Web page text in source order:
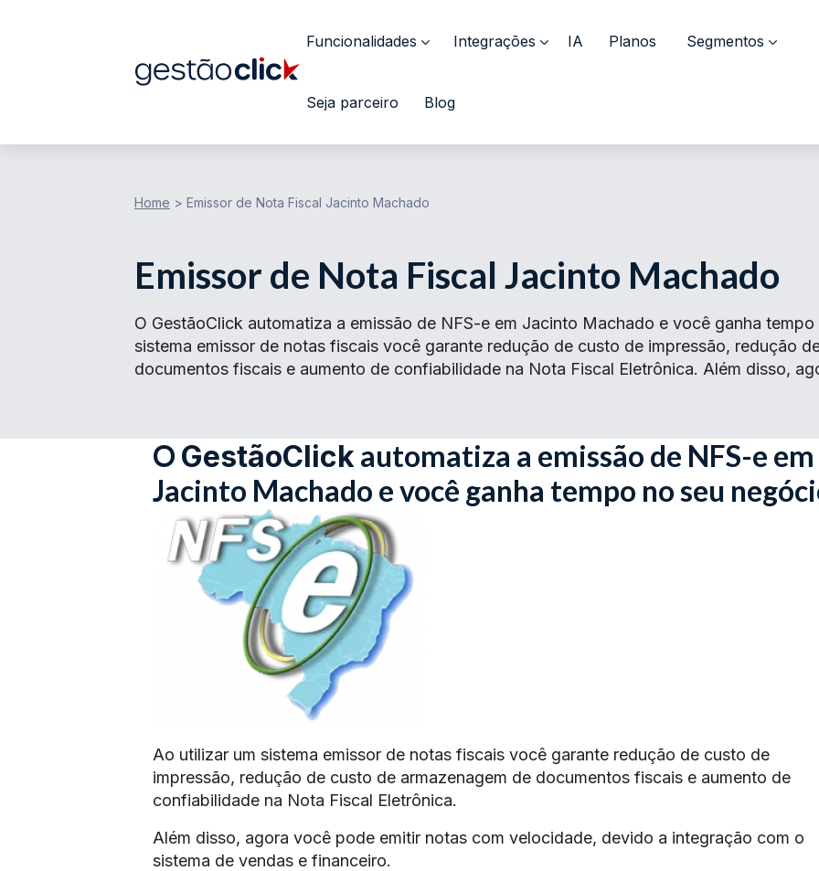
Funcionalidades Integrações IA Planos Segmentos
Seja parceiro Blog
Home > Emissor de Nota Fiscal Jacinto Machado
Emissor de Nota Fiscal Jacinto Machado
O GestãoClick automatiza a emissão de NFS-e em Jacinto Machado e você ganha
sistema emissor de notas fiscais você garante redução de custo de impressão, redução
documentos fiscais e aumento de confiabilidade na Nota Fiscal Eletrônica. Além disso,
O GestãoClickautomatiza a emissão de NFS-e em
Jacinto Machado e você ganha tempo no seu
Ao utilizar um sistema emissor de notas fiscais você garante redução de custo de
impressão, redução de custo de armazenagem de documentos fiscais e aumento de
confiabilidade na Nota Fiscal Eletrônica.
Além disso, agora você pode emitir notas com velocidade, devido a integração com o
sistema de vendas e financeiro.